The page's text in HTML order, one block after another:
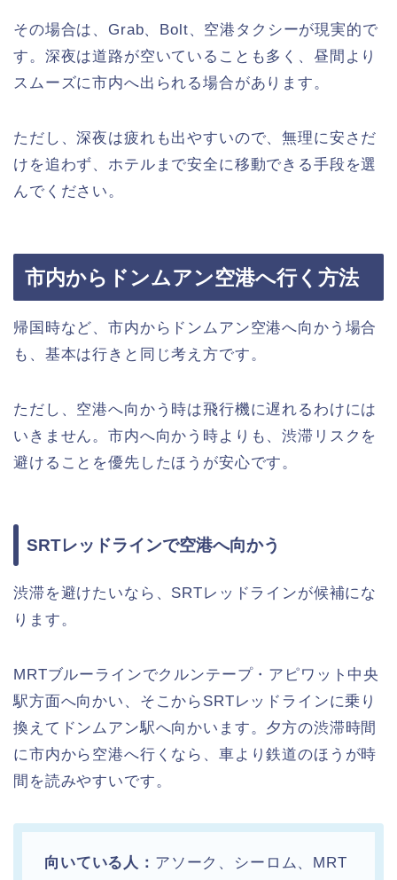
その場合は、Grab、Bolt、空港タクシーが現実的で
す。深夜は道路が空いていることも多く、昼間より
スムーズに市内へ出られる場合があります。
ただし、深夜は疲れも出やすいので、無理に安さだ
けを追わず、ホテルまで安全に移動できる手段を選
んでください。
市内からドンムアン空港へ行く方法
帰国時など、市内からドンムアン空港へ向かう場合
も、基本は行きと同じ考え方です。
ただし、空港へ向かう時は飛行機に遅れるわけには
いきません。市内へ向かう時よりも、渋滞リスクを
避けることを優先したほうが安心です。
SRTレッドラインで空港へ向かう
渋滞を避けたいなら、SRTレッドラインが候補にな
ります。
MRTブルーラインでクルンテープ・アピワット中央
駅方面へ向かい、そこからSRTレッドラインに乗り
換えてドンムアン駅へ向かいます。夕方の渋滞時間
に市内から空港へ行くなら、車より鉄道のほうが時
間を読みやすいです。
向いている人： アソーク、シーロム、MRT